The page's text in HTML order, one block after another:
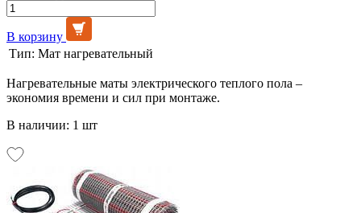
В корзину
Тип: Мат нагревательный
Нагревательные маты электрического теплого пола –
экономия времени и сил при монтаже.
В наличии: 1 шт